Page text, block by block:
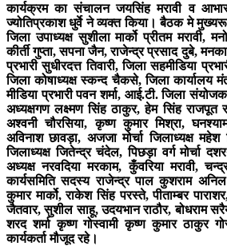
कार्यक्रम का संचालन जयसिंह मरावी व
ज्योतिप्रकाश धुर्वे ने व्यक्त किया। बैठक मे
जिला उपाध्यक्ष सुशीला मार्को प्रीतम मरावी,
कीर्ती गुप्ता, सपना जैन, राजेन्द्र प्रसाद दुबे,
प्रभारी सुधीरदत्त तिवारी, जिला सहमीडिया
जिला कोषाध्यक्ष स्कन्द चैकसे, जिला कार्यालय
मीडिया प्रभारी पवन शर्मा, आई.टी. जिला
अध्यक्षगण लक्ष्मण सिंह ठाकुर, हेम सिंह राजपूत
अश्वनी चौरसिया, कृष्ण कुमार मिश्रा,
अविनाश छावड़ा, अजजा मोर्चा जिलाध्यक्ष महेश
जिलाध्यक्ष जितेन्द्र चंदेल, पिछड़ा वर्ग मोर्चा
अध्यक्ष नरवदिया मरकाम, कुँवरिया मरावी,
कार्यसमिति सदस्य राजेन्द्र पाल कुशराम
कुमार मार्को, राकेश सिंह परस्ते, पीताम्बर
जैतवार, सुशील साहू, उदयभान राठौर, बोधराम
शरद शर्मा कृष्ण गोस्वामी कृष्ण कुमार ठाकुर
कार्यकर्ता मौजूद रहे।